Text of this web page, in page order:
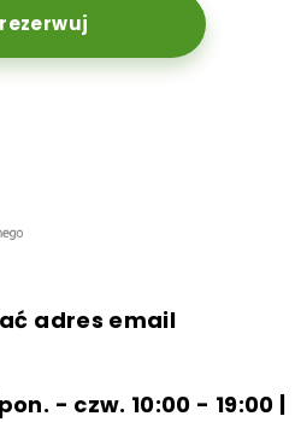
adres email
- czw. 10:00 - 19:00 |